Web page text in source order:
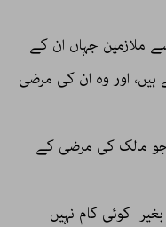
ملازمین جہاں ان کے
ہیں، اور وہ ان کی مرضی
جو مالک کی مرضی کے
کوئی کام نہیں